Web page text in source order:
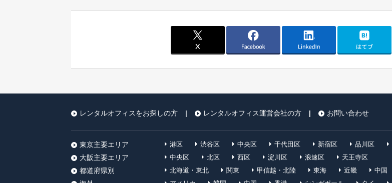
レンタルオフィスをお探しの方 レンタルオフィス運営会社の方 お問い合わせ
東京主要エリア 港区 渋谷区 中央区 千代田区 新宿区 品川区
大阪主要エリア 中央区 北区 西区 淀川区 浪速区 天王寺区
都道府県別 北海道・東北 関東 甲信越・北陸 東海 近畿 中国